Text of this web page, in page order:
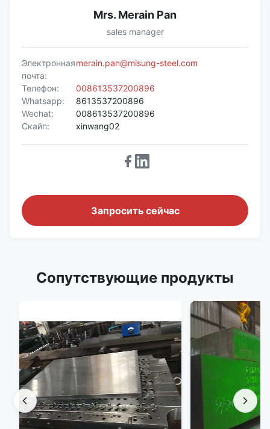
Mrs. Merain Pan
sales manager
Электронная
почта:
merain.pan@misung-steel.com
Телефон:
008613537200896
Whatsapp:
8613537200896
Wechat:
008613537200896
Скайп:
xinwang02
Запросить сейчас
Сопутствующие продукты